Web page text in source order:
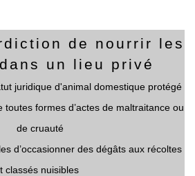
de nourrir les
un lieu privé
juridique d'animal domestique protégé
toutes formes d’actes de maltraitance ou
de cruauté
d’occasionner des dégâts aux récoltes
classés nuisibles